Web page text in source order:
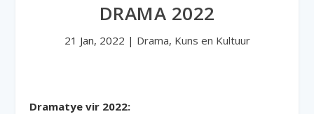
DRAMA 2022
21 Jan, 2022 | Drama, Kuns en Kultuur
Dramatye vir 2022: